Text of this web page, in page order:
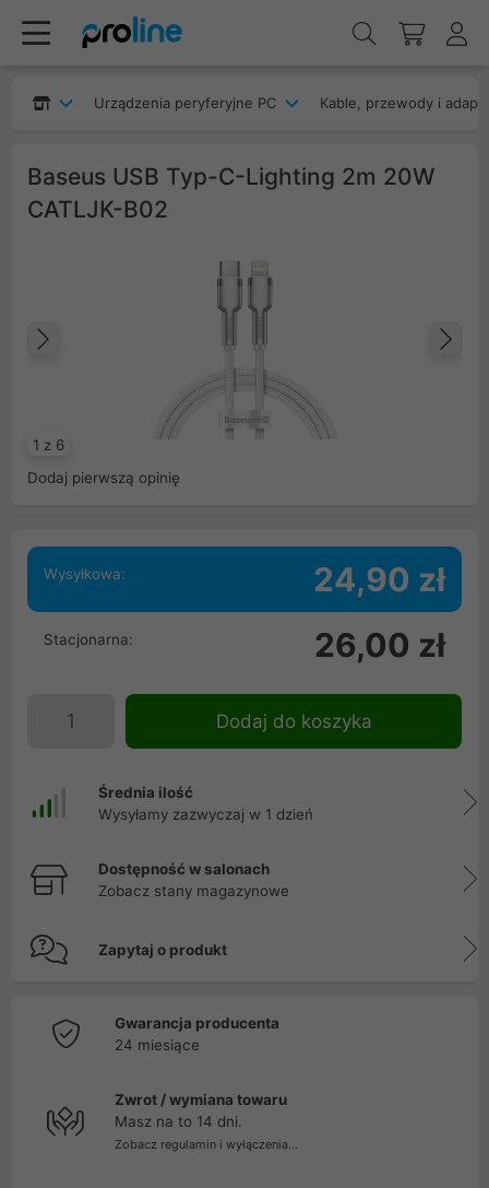
Urządzenia peryferyjne PC Kable, przewody i
Baseus USB Typ-C-Lighting 2m 20W
CATLJK-B02
1 z 6
Dodaj pierwszą opinię
Wysyłkowa: 24,90 zł
Stacjonarna: 26,00 zł
Dodaj do koszyka
Średnia ilość
Wysyłamy zazwyczaj w 1 dzień
Dostępność w salonach
Zobacz stany magazynowe
Zapytaj o produkt
Gwarancja producenta
24 miesiące
Zwrot / wymiana towaru
Masz na to 14 dni.
Zobacz regulamin i wyłączenia...